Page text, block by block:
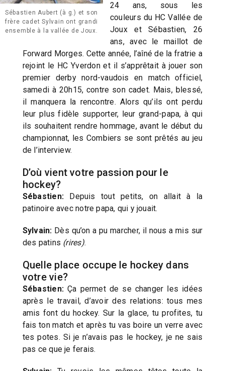
Sébastien Aubert (à g.) et son
frère cadet Sylvain ont grandi
ensemble à la vallée de Joux.
24 ans, sous les
couleurs du HC Vallée de
Joux et Sébastien, 26
ans, avec le maillot de
Forward Morges. Cette année, l’aîné de la fratrie a
rejoint le HC Yverdon et il s’apprêtait à jouer son
premier derby nord-vaudois en match officiel,
samedi à 20h15, contre son cadet. Mais, blessé,
il manquera la rencontre. Alors qu’ils ont perdu
leur plus fidèle supporter, leur grand-papa, à qui
ils souhaitent rendre hommage, avant le début du
championnat, les Combiers se sont prêtés au jeu
de l’interview.
D’où vient votre passion pour le
hockey?
Sébastien: Depuis tout petits, on allait à la
patinoire avec notre papa, qui y jouait.
Sylvain: Dès qu’on a pu marcher, il nous a mis sur
des patins (rires).
Quelle place occupe le hockey dans
votre vie?
Sébastien: Ça permet de se changer les idées
après le travail, d’avoir des relations: tous mes
amis font du hockey. Sur la glace, tu profites, tu
fais ton match et après tu vas boire un verre avec
tes potes. Si je n’avais pas le hockey, je ne sais
pas ce que je ferais.